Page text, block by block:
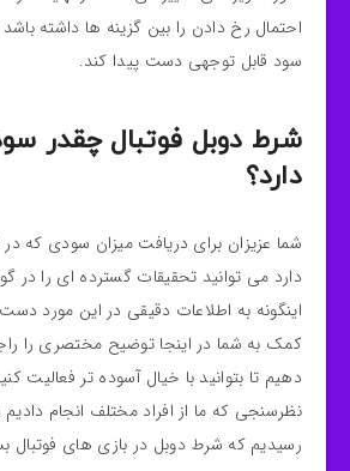
احتمال رخ دادن را بین گزینه ها داشته
سود قابل‌ توجهی دست پیدا کند.
شرط دوبل فوتبال چقدر
دارد؟
شما عزیزان برای دریافت میزان سودی که
دارد می‌ توانید تحقیقات گسترده‌ ای را در
اینگونه به اطلاعات دقیقی در این‌ مورد دست
کمک به شما در اینجا توضیح مختصری را
دهیم تا بتوانید با خیال آسوده‌ تر فعالیت
نظرسنجی که ما از افراد مختلف انجام دادیم
رسیدیم که شرط دوبل در بازی‌ های فوتبال